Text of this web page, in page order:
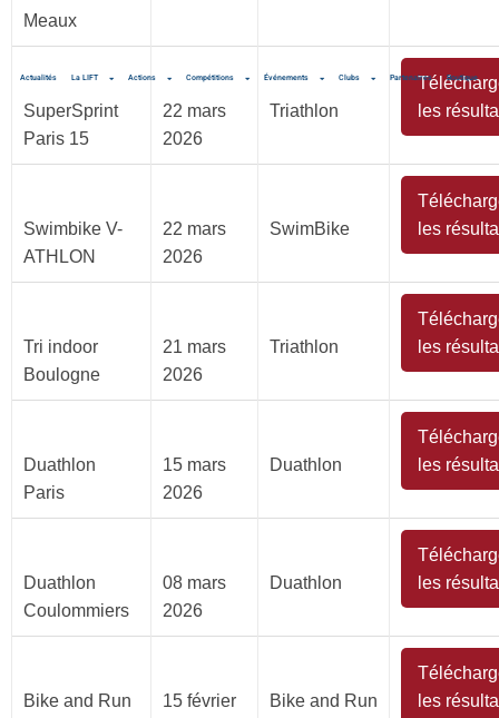
Actualités La LIFT Actions Compétitions Événements Clubs Partenaires Boutique
Meaux
SuperSprint
Paris 15
22 mars
2026
Triathlon
les
Swimbike V-
ATHLON
22 mars
2026
SwimBike
les
Tri indoor
Boulogne
21 mars
2026
Triathlon
les
Duathlon
Paris
15 mars
2026
Duathlon
les
Duathlon
Coulommiers
08 mars
2026
Duathlon
les
Bike and Run
15 février
Bike and Run
les